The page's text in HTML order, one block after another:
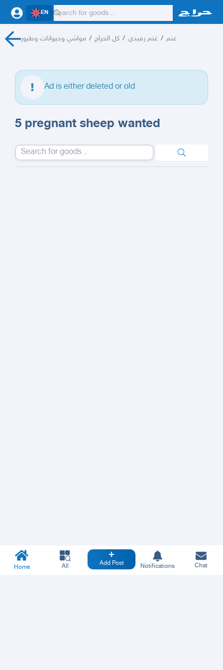
EN
مواشي وحيوانات وطيور / كل الحراج / غنم رفيدي / غنم
Ad is either deleted or old
5 pregnant sheep wanted
Home All Add Post Notifications Chat